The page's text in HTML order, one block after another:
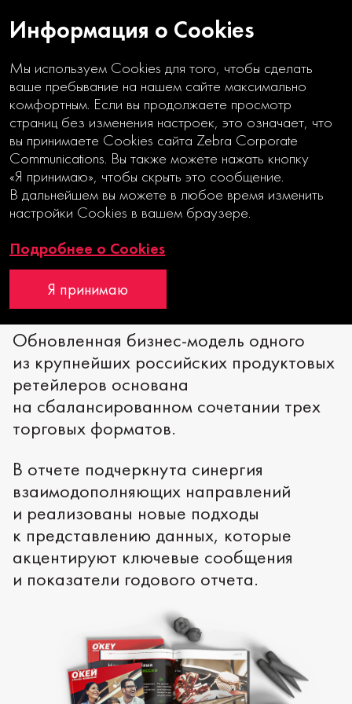
ПРЕИМУЩЕСТВА
СИНЕРГИИ
Обновленная бизнес-модель одного
из крупнейших российских продуктовых
ретейлеров основана
на сбалансированном сочетании трех
торговых форматов.
В отчете подчеркнута синергия
взаимодополняющих направлений
и реализованы новые подходы
к представлению данных, которые
акцентируют ключевые сообщения
и показатели годового отчета.
Информация о Cookies
Мы используем Cookies для того, чтобы сделать
ваше пребывание на нашем сайте максимально
комфортным. Если вы продолжаете просмотр
страниц без изменения настроек, это означает, что
вы принимаете Cookies сайта Zebra Corporate
Communications. Вы также можете нажать кнопку
«Я принимаю», чтобы скрыть это сообщение.
В дальнейшем вы можете в любое время изменить
настройки Cookies в вашем браузере.
Подробнее о Cookies
Я принимаю